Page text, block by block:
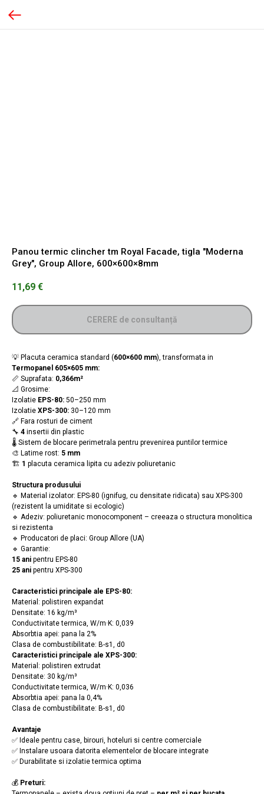
Panou termic clincher tm Royal Facade, tigla "Moderna
Grey", Group Allore, 600×600×8mm
11,69 €
CERERE de consultanță
💡 Placuta ceramica standard (600×600 mm), transformata in
Termopanel 605×605 mm:
📏 Suprafata: 0,366m²
📐 Grosime:
Izolatie EPS-80: 50–250 mm
Izolatie XPS-300: 30–120 mm
🔗 Fara rosturi de ciment
🔧 4 insertii din plastic
🌡️ Sistem de blocare perimetrala pentru prevenirea puntilor termice
🎨 Latime rost: 5 mm
🏗️ 1 placuta ceramica lipita cu adeziv poliuretanic
Structura produsului
🔹 Material izolator: EPS-80 (ignifug, cu densitate ridicata) sau XPS-300
(rezistent la umiditate si ecologic)
🔹 Adeziv: poliuretanic monocomponent – creeaza o structura monolitica
si rezistenta
🔹 Producatori de placi: Group Allore (UA)
🔹 Garantie:
15 ani pentru EPS-80
25 ani pentru XPS-300
Caracteristici principale ale EPS-80:
Material: polistiren expandat
Densitate: 16 kg/m³
Conductivitate termica, W/m·K: 0,039
Absorbtia apei: pana la 2%
Clasa de combustibilitate: B-s1, d0
Caracteristici principale ale XPS-300:
Material: polistiren extrudat
Densitate: 30 kg/m³
Conductivitate termica, W/m·K: 0,036
Absorbtia apei: pana la 0,4%
Clasa de combustibilitate: B-s1, d0
Avantaje
✅ Ideale pentru case, birouri, hoteluri si centre comerciale
✅ Instalare usoara datorita elementelor de blocare integrate
✅ Durabilitate si izolatie termica optima
💰 Preturi: